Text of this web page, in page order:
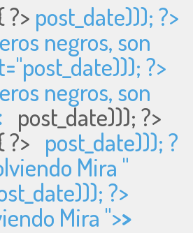
?> post_date))); ?>
negros, son
post_date))); ?>
negros, son
post_date))); ?>
?> post_date))); ?
Mira "
?>
Mira ">>